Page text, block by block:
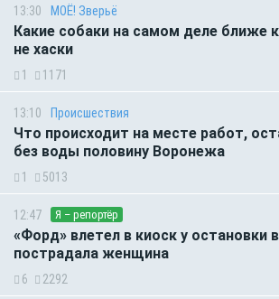
13:30 МОЁ! Зверьё
Какие собаки на самом деле ближе
не хаски
1 1171
13:10 Происшествия
Что происходит на месте работ,
без воды половину Воронежа
1 5013
12:47 Я – репортёр
«Форд» влетел в киоск у остановки
пострадала женщина
6 2292